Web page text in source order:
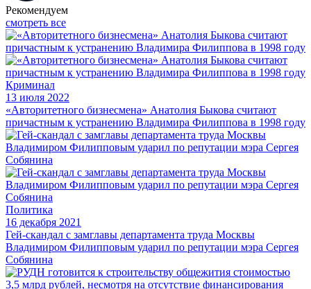
Рекомендуем
смотреть все
Криминал
13 июля 2022
«Авторитетного бизнесмена» Анатолия Быкова считают
причастным к устранению Владимира Филиппова в 1998 году
Политика
16 декабря 2021
Гей-скандал с замглавы департамента труда Москвы
Владимиром Филипповым ударил по репутации мэра Сергея
Собянина